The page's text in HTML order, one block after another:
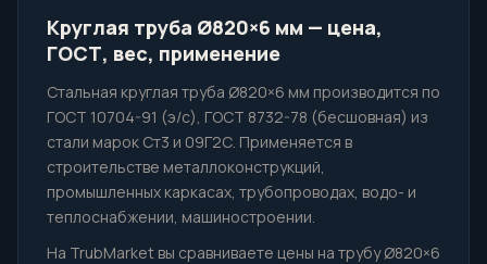
Круглая труба Ø820×6 мм — цена,
ГОСТ, вес, применение
Стальная круглая труба Ø820×6 мм производится по
ГОСТ 10704-91 (э/с), ГОСТ 8732-78 (бесшовная) из
стали марок Ст3 и 09Г2С. Применяется в
строительстве металлоконструкций,
промышленных каркасах, трубопроводах, водо- и
теплоснабжении, машиностроении.
На TrubMarket вы сравниваете цены на трубу Ø820×6